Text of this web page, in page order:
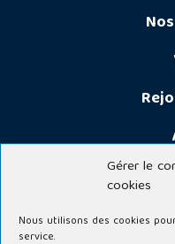
Gérer le
cookies
Nous utilisons des cookies
service.